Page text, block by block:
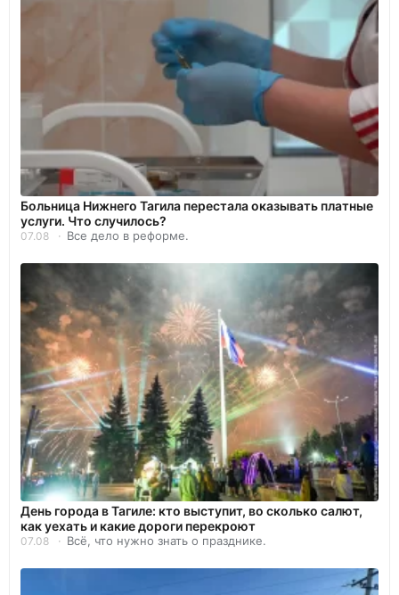
Больница Нижнего Тагила перестала оказывать платные
услуги. Что случилось?
07.08 Все дело в реформе.
День города в Тагиле: кто выступит, во сколько салют,
как уехать и какие дороги перекроют
07.08 Всё, что нужно знать о празднике.